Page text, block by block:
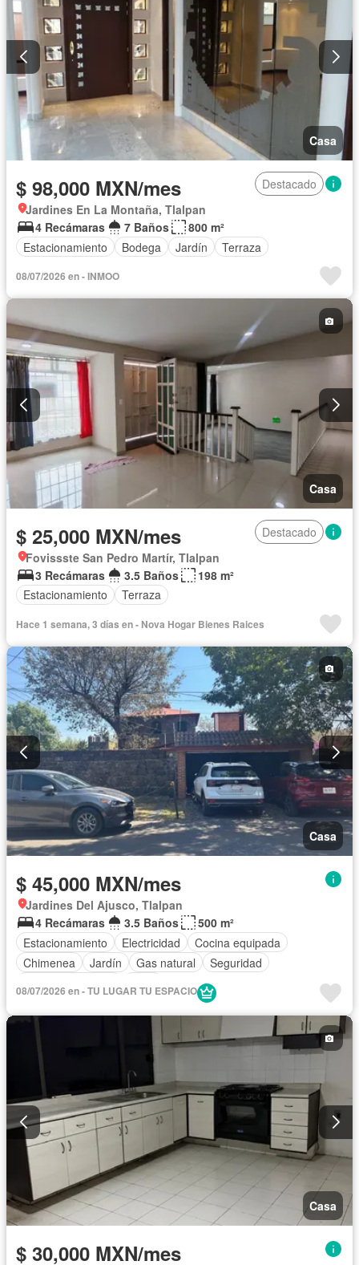
Casa
$ 98,000 MXN/mes
Destacado
Jardines En La Montaña, Tlalpan
4 Recámaras
7 Baños
800 m²
Estacionamiento
Bodega Jardín Terraza
08/07/2026 en - INMOO
Casa
$ 25,000 MXN/mes
Destacado
Fovissste San Pedro Martír, Tlalpan
3 Recámaras
3.5 Baños
198 m²
Estacionamiento
Terraza
Hace 1 semana, 3 días en - Nova Hogar Bienes Raices
Casa
$ 45,000 MXN/mes
Jardines Del Ajusco, Tlalpan
4 Recámaras
3.5 Baños
500 m²
Estacionamiento
Electricidad
Cocina equipada
Chimenea
Jardín Gas natural
Seguridad
08/07/2026 en - TU LUGAR TU ESPACIO
Casa
$ 30,000 MXN/mes